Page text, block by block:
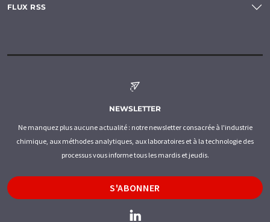
FLUX RSS
NEWSLETTER
Ne manquez plus aucune actualité : notre newsletter consacrée à l'industrie
chimique, aux méthodes analytiques, aux laboratoires et à la technologie des
processus vous informe tous les mardis et jeudis.
S'ABONNER